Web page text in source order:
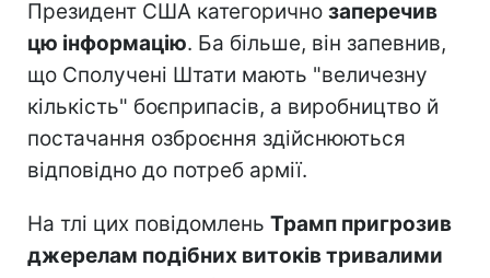
Президент США категорично заперечив
цю інформацію. Ба більше, він запевнив,
що Сполучені Штати мають "величезну
кількість" боєприпасів, а виробництво й
постачання озброєння здійснюються
відповідно до потреб армії.
На тлі цих повідомлень Трамп пригрозив
джерелам подібних витоків тривалими